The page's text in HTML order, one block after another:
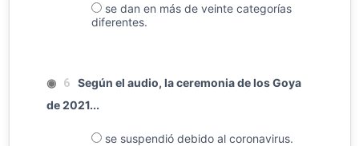
se dan en más de veinte categorías
diferentes.
◉ 6
Según el audio, la ceremonia de los Goya
de 2021...
se suspendió debido al coronavirus.